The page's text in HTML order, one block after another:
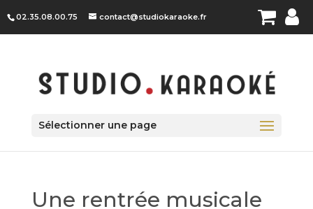
02.35.08.00.75 contact@studiokaraoke.fr
Sélectionner une page
Une rentrée musicale